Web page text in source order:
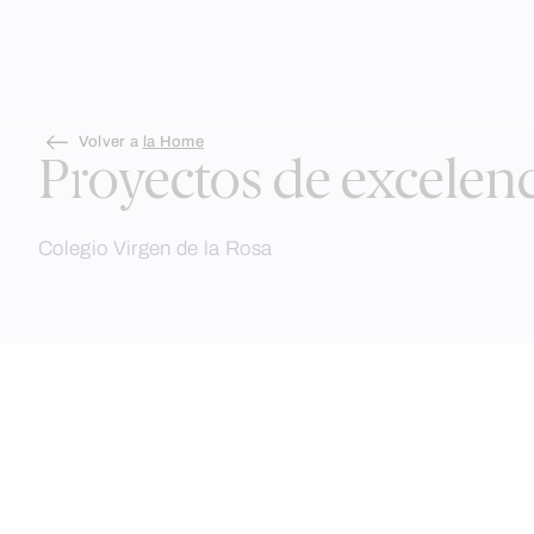
content
Volver a la Home
Proyectos de
Colegio Virgen de la Rosa